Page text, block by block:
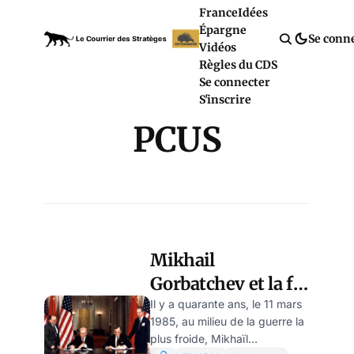
FranceIdées
Épargne
Vidéos
Règles du CDS
Se connecter
S'inscrire
Se
PCUS
Mikhail
Gorbatchev et la fin
de la guerre froide,
par Leo Ensel
Il y a quarante ans, le 11 mars
1985, au milieu de la guerre la
plus froide, Mikhaïl